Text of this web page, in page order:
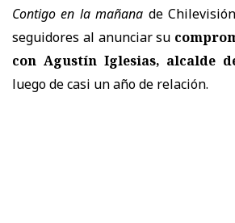
Contigo en la mañana de
seguidores al anunciar su
con Agustín Iglesias, alcalde
luego de casi un año de relación.